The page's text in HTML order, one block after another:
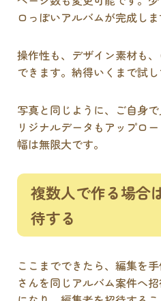
ロっぽいアルバムが完成しま
操作性も、デザイン素材も
できます。納得いくまで試し
写真と同じように、ご自身
リジナルデータもアップロ
幅は無限大です。
複数人で作る場合
待する
ここまでできたら、編集を
さんを同じアルバム案件へ